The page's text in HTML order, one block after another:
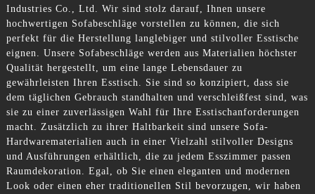
Industries Co., Ltd. Wir sind stolz darauf, Ihnen unsere
hochwertigen Sofabeschläge vorstellen zu können, die sich
perfekt für die Herstellung langlebiger und stilvoller Esstische
eignen. Unsere Sofabeschläge werden aus Materialien höchster
Qualität hergestellt, um eine lange Lebensdauer zu
gewährleisten Ihren Esstisch. Sie sind so konzipiert, dass sie
dem täglichen Gebrauch standhalten und verschleißfest sind, was
sie zu einer zuverlässigen Wahl für Ihre Esstischanforderungen
macht. Zusätzlich zu ihrer Haltbarkeit sind unsere Sofa-
Hardwarematerialien auch in einer Vielzahl stilvoller Designs
und Ausführungen erhältlich, die zu jedem Esszimmer passen
Raumdekoration. Egal, ob Sie einen eleganten und modernen
Look oder einen eher traditionellen Stil bevorzugen, wir haben